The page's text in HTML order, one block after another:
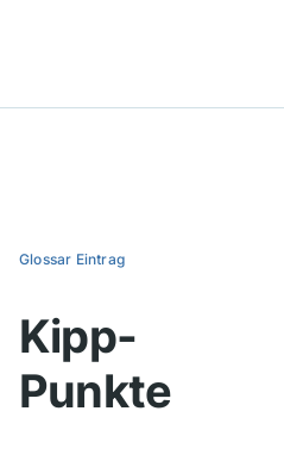
Glossar Eintrag
Kipp-
Punkte